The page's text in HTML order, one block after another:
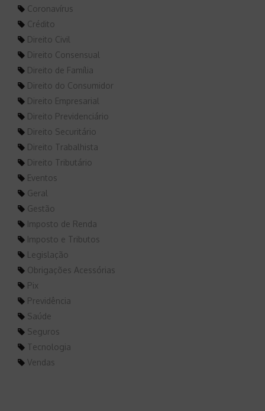
Coronavírus
Crédito
Direito Civil
Direito Consensual
Direito de Família
Direito do Consumidor
Direito Empresarial
Direito Previdenciário
Direito Securitário
Direito Trabalhista
Direito Tributário
Eventos
Geral
Gestão
Imposto de Renda
Imposto e Tributos
Legislação
Obrigações Acessórias
Pix
Previdência
Saúde
Seguros
Tecnologia
Vendas